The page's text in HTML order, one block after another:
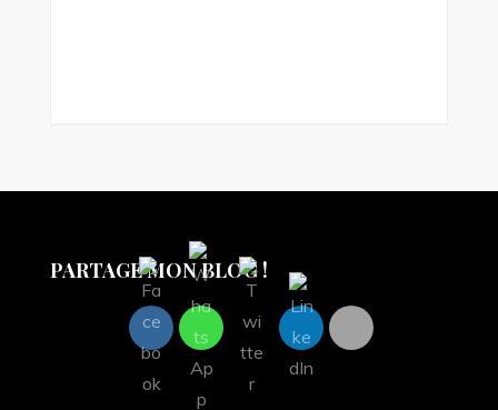
PARTAGE MON BLOG !